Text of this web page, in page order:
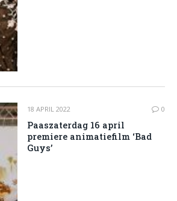
18 APRIL 2022 0
Paaszaterdag 16 april
premiere animatiefilm ‘Bad
Guys’